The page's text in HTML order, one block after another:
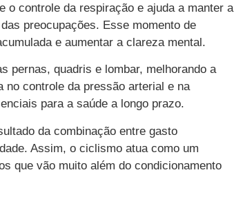
controle da respiração e ajuda a manter a
preocupações. Esse momento de
e aumentar a clareza mental.
pernas, quadris e lombar, melhorando a
no controle da pressão arterial e na
para a saúde a longo prazo.
da combinação entre gasto
Assim, o ciclismo atua como um
que vão muito além do condicionamento